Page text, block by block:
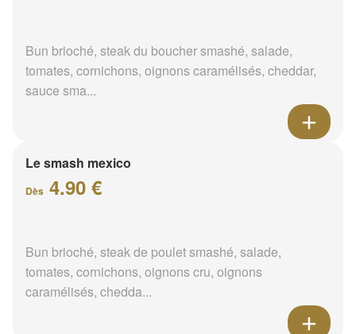
Bun brioché, steak du boucher smashé, salade,
tomates, cornichons, oignons caramélisés, cheddar,
sauce sma...
Le smash mexico
Dès 4.90 €
Bun brioché, steak de poulet smashé, salade,
tomates, cornichons, oignons cru, oignons
caramélisés, chedda...